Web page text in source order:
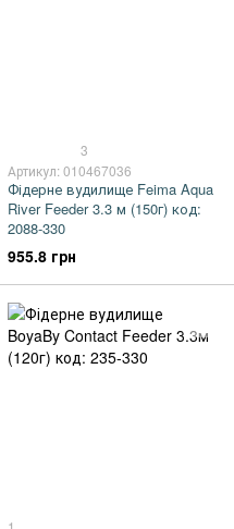
3
Артикул: 010467036
Фідерне вудилище Feima Aqua
River Feeder 3.3 м (150г) код:
2088-330
955.8 грн